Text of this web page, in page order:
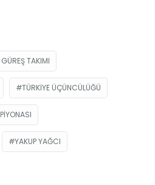
TAKIMI
TÜRKIYE ÜÇÜNCÜLÜĞÜ
YAKUP YAĞCI